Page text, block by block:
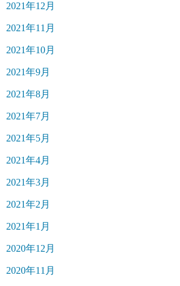
2021年12月
2021年11月
2021年10月
2021年9月
2021年8月
2021年7月
2021年5月
2021年4月
2021年3月
2021年2月
2021年1月
2020年12月
2020年11月